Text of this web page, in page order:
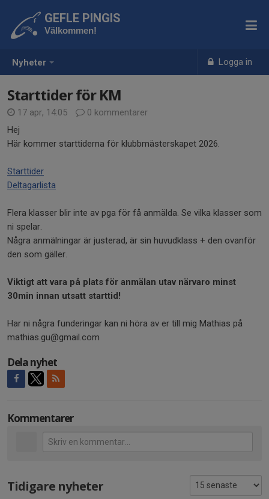
Nyheter Logga in
GEFLE PINGIS
Välkommen!
Starttider för KM
17 apr, 14:05
0 kommentarer
Hej
Här kommer starttiderna för klubbmästerskapet 2026.
Starttider
Deltagarlista
Flera klasser blir inte av pga för få anmälda. Se vilka klasser som
ni spelar.
Några anmälningar är justerad, är sin huvudklass + den ovanför
den som gäller.
Viktigt att vara på plats för anmälan utav närvaro minst
30min innan utsatt starttid!
Har ni några funderingar kan ni höra av er till mig Mathias på
mathias.gu@gmail.com
Dela nyhet
Kommentarer
Tidigare nyheter